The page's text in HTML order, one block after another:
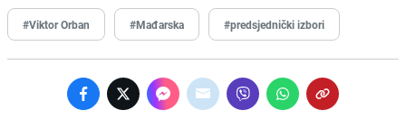
#Viktor Orban #Mađarska #predsjednički izbori